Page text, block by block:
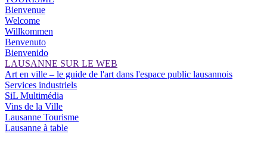
Bienvenue
Welcome
Willkommen
Benvenuto
Bienvenido
LAUSANNE SUR LE WEB
Art en ville – le guide de l'art dans l'espace public lausannois
Services industriels
SiL Multimédia
Vins de la Ville
Lausanne Tourisme
Lausanne à table